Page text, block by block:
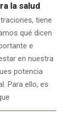
la salud
tiene
qué dicen
e
en nuestra
potencia
Para ello, es